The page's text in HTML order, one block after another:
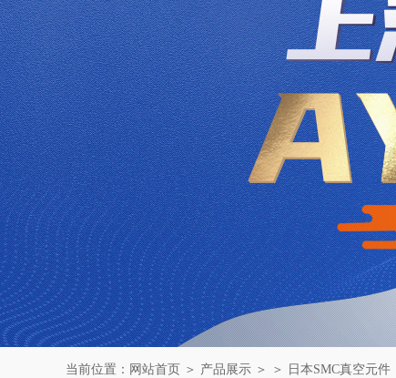
当前位置： 网站首页 ＞ 产品展示 ＞ ＞ 日本SMC真空元件